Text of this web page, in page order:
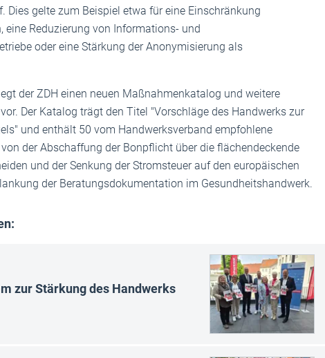
Dies gelte zum Beispiel etwa für eine Einschränkung
Reduzierung von Informations- und
oder eine Stärkung der Anonymisierung als
der ZDH einen neuen Maßnahmenkatalog und weitere
Der Katalog trägt den Titel "Vorschläge des Handwerks zur
und enthält 50 vom Handwerksverband empfohlene
der Abschaffung der Bonpflicht über die flächendeckende
und der Senkung der Stromsteuer auf den europäischen
der Beratungsdokumentation im Gesundheitshandwerk.
zur Stärkung des Handwerks